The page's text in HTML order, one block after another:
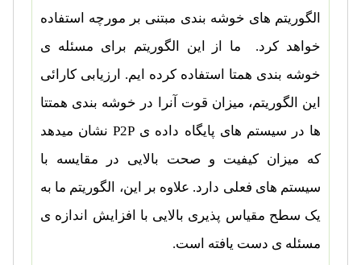
الگوریتم های خوشه بندی مبتنی بر مورچه استفاده
خواهد کرد. ما از این الگوریتم برای مسئله ی
خوشه بندی همتا استفاده کرده ایم. ارزیابی کارائی
این الگوریتم، میزان قوت آنرا در خوشه بندی همتتا
ها در سیستم های پایگاه داده ی P2Pنشان میدهد
که میزان کیفیت و صحت بالایی در مقایسه با
سیستم های فعلی دارد. علاوه بر این، الگوریتم ما به
یک سطح مقیاس پذیری بالایی با افزایش اندازه ی
مسئله ی دست یافته است.